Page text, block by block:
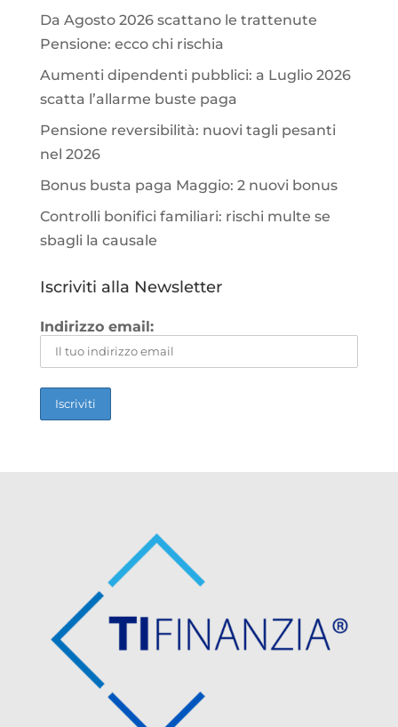
Da Agosto 2026 scattano le trattenute
Pensione: ecco chi rischia
Aumenti dipendenti pubblici: a Luglio 2026
scatta l’allarme buste paga
Pensione reversibilità: nuovi tagli pesanti
nel 2026
Bonus busta paga Maggio: 2 nuovi bonus
Controlli bonifici familiari: rischi multe se
sbagli la causale
Iscriviti alla Newsletter
Indirizzo email: